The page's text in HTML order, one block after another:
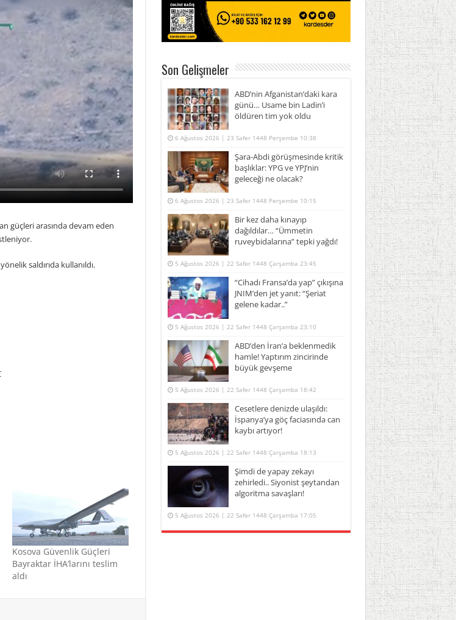
güçleri arasında devam eden
saldırıda kullanıldı.
Kosova Güvenlik Güçleri
Bayraktar İHA’larını teslim
aldı
Son Gelişmeler
ABD’nin Afganistan’daki kara
günü… Usame bin Ladin’i
öldüren tim yok oldu
6 Ağustos 2026 | 23 Safer 1448 Perşembe 10:38
Şara-Abdi görüşmesinde kritik
başlıklar: YPG ve YPJ’nin
geleceği ne olacak?
6 Ağustos 2026 | 23 Safer 1448 Perşembe 10:15
Bir kez daha kınayıp
dağıldılar… “Ümmetin
ruveybidalarına” tepki yağdı!
5 Ağustos 2026 | 22 Safer 1448 Çarşamba 23:45
“Cihadı Fransa’da yap” çıkışına
JNIM’den jet yanıt: “Şeriat
gelene kadar..”
5 Ağustos 2026 | 22 Safer 1448 Çarşamba 23:10
ABD’den İran’a beklenmedik
hamle! Yaptırım zincirinde
büyük gevşeme
5 Ağustos 2026 | 22 Safer 1448 Çarşamba 18:42
Cesetlere denizde ulaşıldı:
İspanya’ya göç faciasında can
kaybı artıyor!
5 Ağustos 2026 | 22 Safer 1448 Çarşamba 18:13
Şimdi de yapay zekayı
zehirledi.. Siyonist şeytandan
algoritma savaşları!
5 Ağustos 2026 | 22 Safer 1448 Çarşamba 17:05